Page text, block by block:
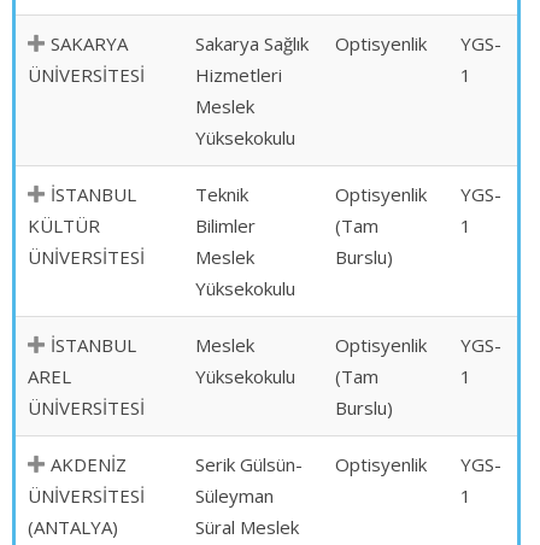
SAKARYA
ÜNİVERSİTESİ
Sakarya Sağlık
Hizmetleri
Meslek
Yüksekokulu
Optisyenlik
YGS-
1
İSTANBUL
KÜLTÜR
ÜNİVERSİTESİ
Teknik
Bilimler
Meslek
Yüksekokulu
Optisyenlik
(Tam
Burslu)
YGS-
1
İSTANBUL
AREL
ÜNİVERSİTESİ
Meslek
Yüksekokulu
Optisyenlik
(Tam
Burslu)
YGS-
1
AKDENİZ
ÜNİVERSİTESİ
(ANTALYA)
Serik Gülsün-
Süleyman
Süral Meslek
Optisyenlik
YGS-
1